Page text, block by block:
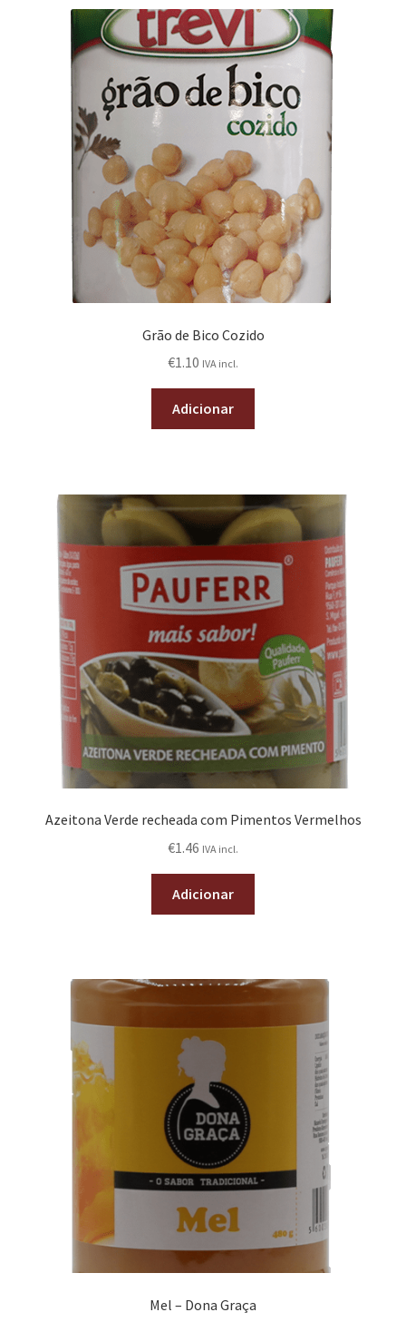
Grão de Bico Cozido
€1.10 IVA incl.
Adicionar
Azeitona Verde recheada com Pimentos Vermelhos
€1.46 IVA incl.
Adicionar
Mel – Dona Graça